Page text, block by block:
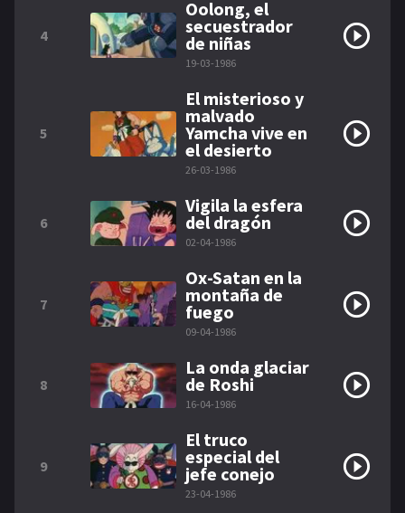
4
Oolong, el
secuestrador
de niñas
19-03-1986
5
El misterioso y
malvado
Yamcha vive en
el desierto
26-03-1986
6
Vigila la esfera
del dragón
02-04-1986
7
Ox-Satan en la
montaña de
fuego
09-04-1986
8
La onda glaciar
de Roshi
16-04-1986
9
El truco
especial del
jefe conejo
23-04-1986